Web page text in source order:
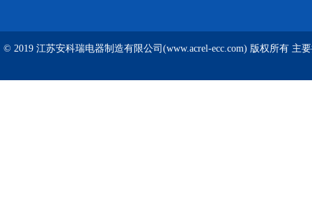
© 2019 江苏安科瑞电器制造有限公司(www.acrel-ecc.com) 版权所有 主